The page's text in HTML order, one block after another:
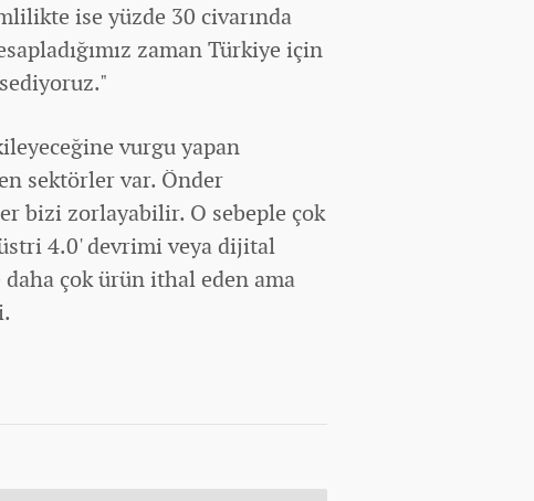
ise yüzde 30 civarında
zaman Türkiye için
vurgu yapan
sektörler var. Önder
bizi zorlayabilir. O sebeple çok
4.0' devrimi veya dijital
çok ürün ithal eden ama